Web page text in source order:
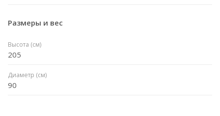
Размеры и вес
Высота (см)
205
Диаметр (см)
90